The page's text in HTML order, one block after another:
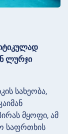
ლურჯი
სახეობა,
მყოფი, ამ
საფრთხის